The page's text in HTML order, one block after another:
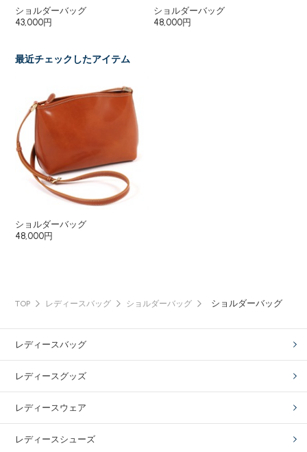
ショルダーバッグ
43,000円
ショルダーバッグ
48,000円
最近チェックしたアイテム
ショルダーバッグ
48,000円
TOP レディースバッグ ショルダーバッグ ショルダーバッグ
レディースバッグ
レディースグッズ
レディースウェア
レディースシューズ